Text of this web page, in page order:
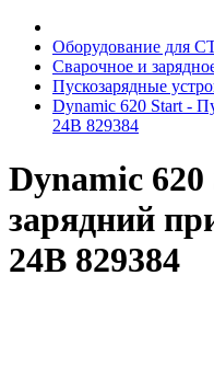
Oбopудoвaниe для
Cвapoчнoe и
Пускозарядные
Dynamic 620 Start -
24В 829384
Dynamic
зарядний
24В 829384